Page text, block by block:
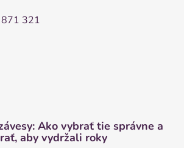
321
Ako vybrať tie správne a
aby vydržali roky